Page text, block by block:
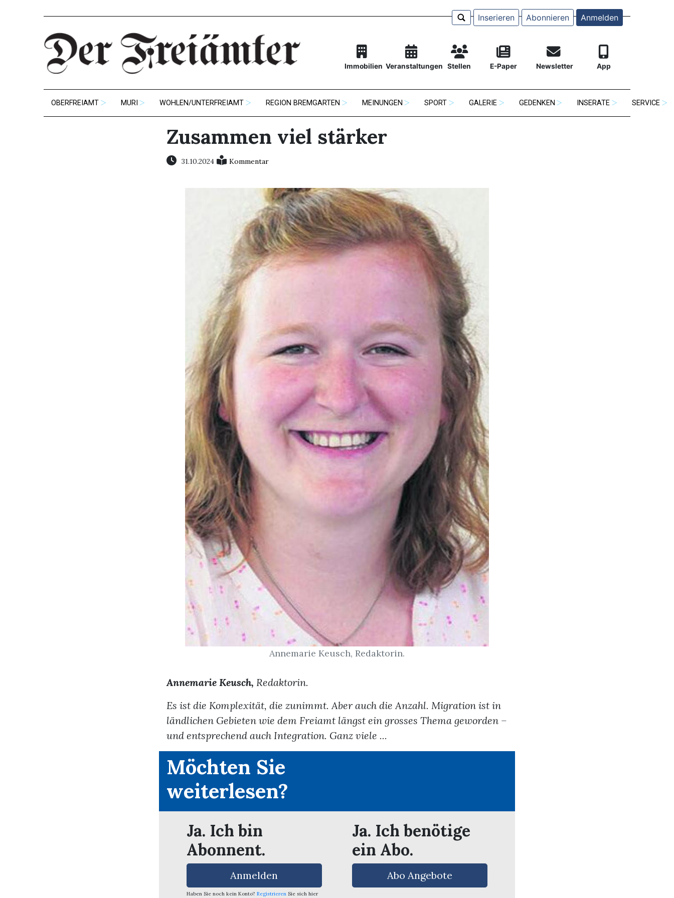
Inserieren Abonnieren Anmelden
Immobilien Veranstaltungen Stellen E-Paper Newsletter App
OBERFREIAMT MURI WOHLEN/UNTERFREIAMT REGION BREMGARTEN MEINUNGEN SPORT GALERIE GEDENKEN INSERATE SERVICE
Zusammen viel stärker
31.10.2024 Kommentar
Annemarie Keusch, Redaktorin.
Annemarie Keusch, Redaktorin.
Es ist die Komplexität, die zunimmt. Aber auch die Anzahl. Migration ist in
ländlichen Gebieten wie dem Freiamt längst ein grosses Thema geworden –
und entsprechend auch Integration. Ganz viele ...
Möchten Sie
weiterlesen?
Ja. Ich bin
Abonnent.
Anmelden
Haben Sie noch kein Konto? Registrieren Sie sich hier
Ja. Ich benötige
ein Abo.
Abo Angebote